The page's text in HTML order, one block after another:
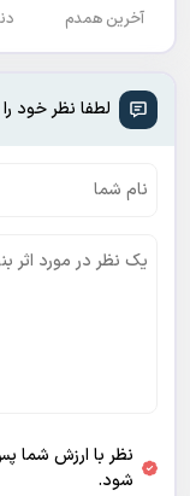
آخرین همدم
لطفا نظر خود
نظر با ارزش شما
شود.